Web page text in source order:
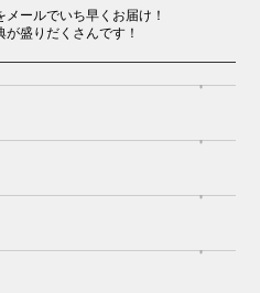
ールでいち早くお届け！
盛りだくさんです！